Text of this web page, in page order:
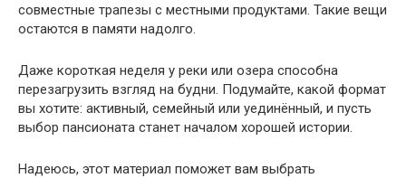
совместные трапезы с местными продуктами. Такие вещи
остаются в памяти надолго.
Даже короткая неделя у реки или озера способна
перезагрузить взгляд на будни. Подумайте, какой формат
вы хотите: активный, семейный или уединённый, и пусть
выбор пансионата станет началом хорошей истории.
Надеюсь, этот материал поможет вам выбрать